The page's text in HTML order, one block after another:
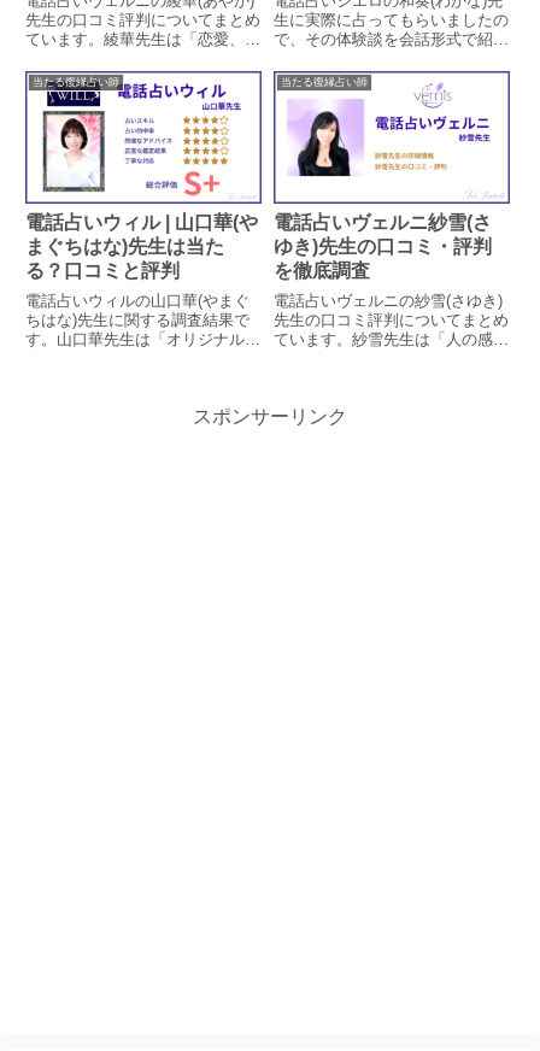
先生の口コミ評判についてまとめ
ています。綾華先生は「恋愛、復
が、本当に当たるのかどうか実際
に鑑定をした方の口コミから、良
い口コミ悪い口コミをピックアッ
プして検証しています。
生に実際に占ってもらいましたの
で、その体験談を会話形式で紹介
ッセージを受け取って鑑定をする
先生で、今回は調査員の復縁相談
を視て頂きました。
当たる復縁占い師
電話占いウィル | 山口華(や
まぐちはな)先生は当た
る？口コミと評判
電話占いウィルの山口華(やまぐ
ちはな)先生に関する調査結果で
す。山口華先生は「オリジナル祈
や鑑定方法、口コミでの評判によ
当たる復縁占い師
電話占いヴェルニ紗雪(さ
ゆき)先生の口コミ・評判
を徹底調査
電話占いヴェルニの紗雪(さゆき)
先生の口コミ評判についてまとめ
ています。紗雪先生は「人の感情
口コミから、良い口コミ悪い口コ
スポンサーリンク